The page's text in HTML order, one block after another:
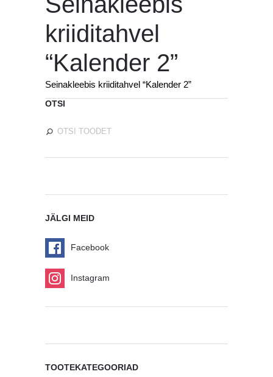
kriiditahvel
“Kalender 2”
Seinakleebis kriiditahvel “Kalender 2”
OTSI
JÄLGI MEID
Facebook
Instagram
TOOTEKATEGOORIAD